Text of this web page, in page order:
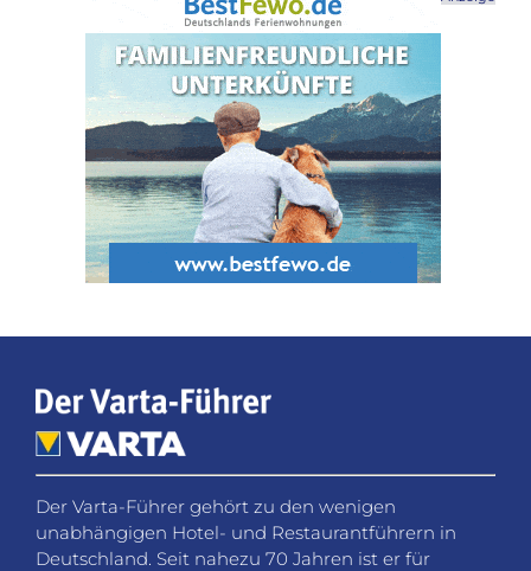
Der Varta-Führer gehört zu den wenigen
unabhängigen Hotel- und Restaurantführern in
Deutschland. Seit nahezu 70 Jahren ist er für